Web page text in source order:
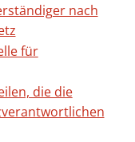
nach
für
die die